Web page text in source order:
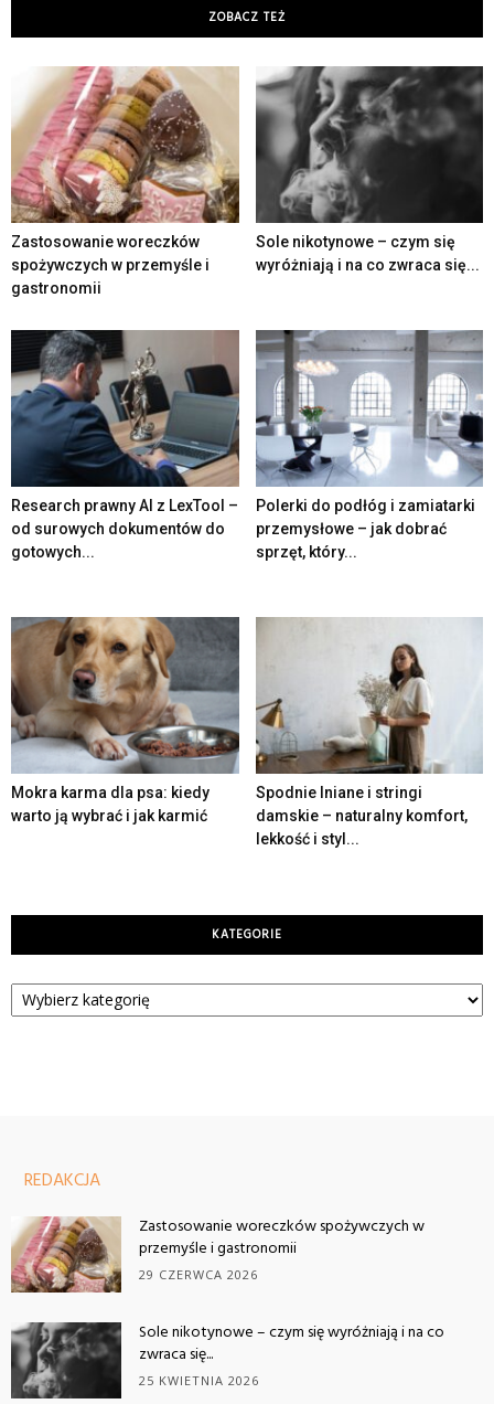
ZOBACZ TEŻ
Zastosowanie woreczków
spożywczych w przemyśle i
gastronomii
Sole nikotynowe – czym się
wyróżniają i na co zwraca się...
Research prawny AI z LexTool –
od surowych dokumentów do
gotowych...
Polerki do podłóg i zamiatarki
przemysłowe – jak dobrać
sprzęt, który...
Mokra karma dla psa: kiedy
warto ją wybrać i jak karmić
Spodnie lniane i stringi
damskie – naturalny komfort,
lekkość i styl...
KATEGORIE
Kategorie
REDAKCJA
Zastosowanie woreczków spożywczych w
przemyśle i gastronomii
29 CZERWCA 2026
Sole nikotynowe – czym się wyróżniają i na co
zwraca się...
25 KWIETNIA 2026